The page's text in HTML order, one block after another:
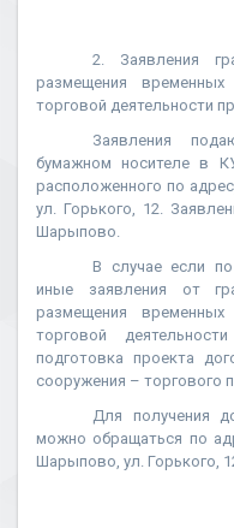
2. Заявления
размещения
торговой деятельности
Заявления
бумажном носителе в
расположенного по
ул. Горького, 12.
Шарыпово.
В случае если по
иные заявления от
размещения
торговой
подготовка проекта
сооружения – торгового
Для получения
можно обращаться по
Шарыпово, ул. Горького,